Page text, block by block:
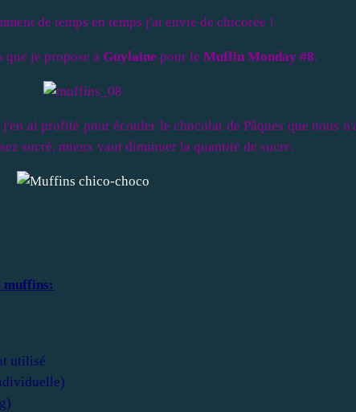
de temps en temps j'ai envie de chicorée !
que je propose à Guylaine pour le Muffin Monday #8.
ai profité pour écouler le chocolat de Pâques que nous
sucré, mieux vaut diminuer la quantité de sucre.
muffins:
utilisé